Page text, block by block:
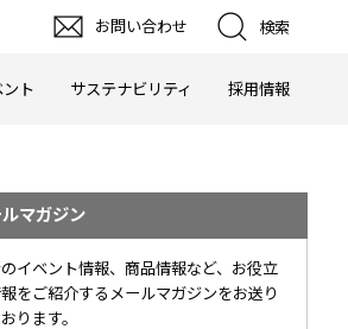
お問い合わせ 検索
ト サステナビリティ 採用情報
マガジン
イベント情報、商品情報など、お役立
をご紹介するメールマガジンをお送り
ります。